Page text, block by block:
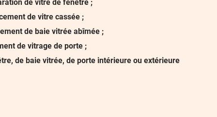
de vitre de fenêtre ;
de vitre cassée ;
de baie vitrée abîmée ;
de vitrage de porte ;
de baie vitrée, de porte intérieure ou extérieure